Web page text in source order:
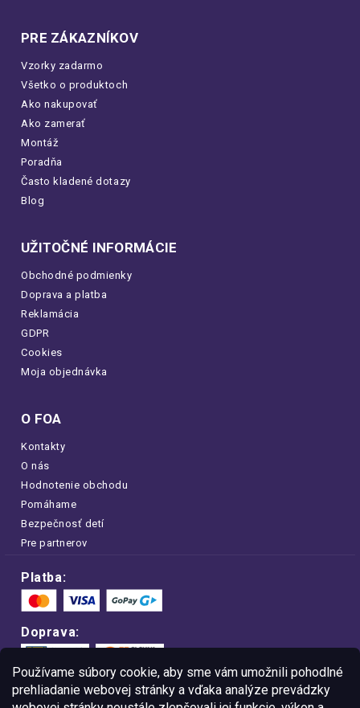
Používame súbory cookie, aby sme vám umožnili pohodlné
prehliadanie webovej stránky a vďaka analýze prevádzky
PRE ZÁKAZNÍKOV
Vzorky zadarmo
Všetko o produktoch
Ako nakupovať
Ako zamerať
Montáž
Poradňa
Často kladené dotazy
Blog
UŽITOČNÉ INFORMÁCIE
Obchodné podmienky
Doprava a platba
Reklamácia
GDPR
Cookies
Moja objednávka
O FOA
Kontakty
O nás
Hodnotenie obchodu
Pomáhame
Bezpečnosť detí
Pre partnerov
Platba:
Doprava: